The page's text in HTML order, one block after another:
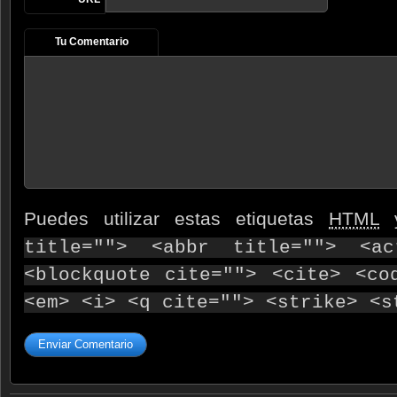
Tu Comentario
Puedes utilizar estas etiquetas HTML
title=""> <abbr title="">
<blockquote cite=""> <cite>
<em> <i> <q cite=""> <strike>